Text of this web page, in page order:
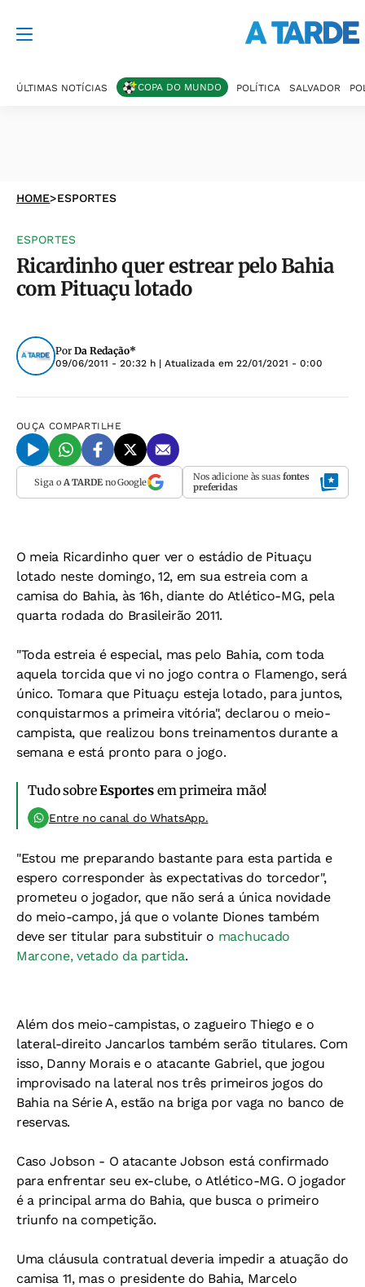
ÚLTIMAS NOTÍCIAS COPA DO MUNDO POLÍTICA SALVADOR
HOME>ESPORTES
ESPORTES
Ricardinho quer estrear pelo Bahia
com Pituaçu lotado
Por Da Redação*
09/06/2011 - 20:32 h | Atualizada em 22/01/2021 - 0:00
OUÇA COMPARTILHE
Siga o A TARDEno Google Nos adicione às suas fontes
preferidas
O meia Ricardinho quer ver o estádio de Pituaçu
lotado neste domingo, 12, em sua estreia com a
camisa do Bahia, às 16h, diante do Atlético-MG, pela
quarta rodada do Brasileirão 2011.
"Toda estreia é especial, mas pelo Bahia, com toda
aquela torcida que vi no jogo contra o Flamengo, será
único. Tomara que Pituaçu esteja lotado, para juntos,
conquistarmos a primeira vitória", declarou o meio-
campista, que realizou bons treinamentos durante a
semana e está pronto para o jogo.
Tudo sobreEsportesem primeira mão!
Entre no canal do WhatsApp.
"Estou me preparando bastante para esta partida e
espero corresponder às expectativas do torcedor",
prometeu o jogador, que não será a única novidade
do meio-campo, já que o volante Diones também
deve ser titular para substituir o machucado
Marcone, vetado da partida.
Além dos meio-campistas, o zagueiro Thiego e o
lateral-direito Jancarlos também serão titulares. Com
isso, Danny Morais e o atacante Gabriel, que jogou
improvisado na lateral nos três primeiros jogos do
Bahia na Série A, estão na briga por vaga no banco de
reservas.
Caso Jobson - O atacante Jobson está confirmado
para enfrentar seu ex-clube, o Atlético-MG. O jogador
é a principal arma do Bahia, que busca o primeiro
triunfo na competição.
Uma cláusula contratual deveria impedir a atuação do
camisa 11, mas o presidente do Bahia, Marcelo